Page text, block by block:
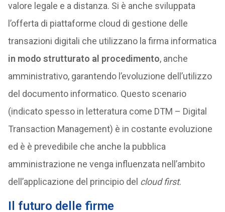
valore legale e a distanza. Si è anche sviluppata
l’offerta di piattaforme cloud di gestione delle
transazioni digitali che utilizzano la firma informatica
in modo strutturato al procedimento, anche
amministrativo, garantendo l’evoluzione dell’utilizzo
del documento informatico. Questo scenario
(indicato spesso in letteratura come DTM – Digital
Transaction Management) è in costante evoluzione
ed è è prevedibile che anche la pubblica
amministrazione ne venga influenzata nell’ambito
dell’applicazione del principio del cloud first.
Il futuro delle firme